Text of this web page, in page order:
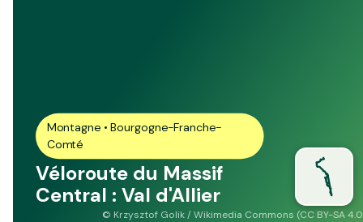
Montagne • Bourgogne-Franche-
Comté
Véloroute du Massif
Central : Val d'Allier
© Krzysztof Golik / Wikimedia Commons (CC BY-SA